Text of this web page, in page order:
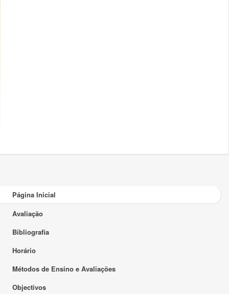
Página Inicial
Avaliação
Bibliografia
Horário
Métodos de Ensino e Avaliações
Objectivos